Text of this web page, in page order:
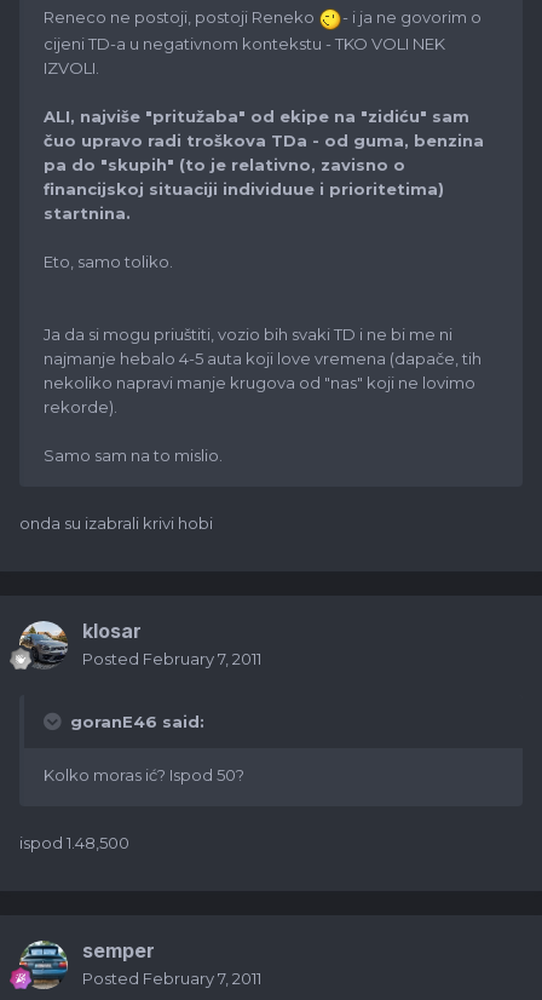
Reneco ne postoji, postoji Reneko
- i ja ne govorim o
cijeni TD-a u negativnom kontekstu - TKO VOLI NEK
IZVOLI.
ALI, najviše "pritužaba" od ekipe na "zidiću" sam
čuo upravo radi troškova TDa - od guma, benzina
pa do "skupih" (to je relativno, zavisno o
financijskoj situaciji individuue i prioritetima)
startnina.
Eto, samo toliko.
Ja da si mogu priuštiti, vozio bih svaki TD i ne bi me ni
najmanje hebalo 4-5 auta koji love vremena (dapače, tih
nekoliko napravi manje krugova od "nas" koji ne lovimo
rekorde).
Samo sam na to mislio.
onda su izabrali krivi hobi
klosar
Posted February 7, 2011
goranE46 said:
Kolko moras ić? Ispod 50?
ispod 1.48,500
semper
Posted February 7, 2011